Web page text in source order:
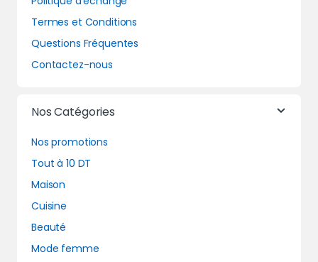
Termes et Conditions
Questions Fréquentes
Contactez-nous
Nos Catégories
Nos promotions
Tout à 10 DT
Maison
Cuisine
Beauté
Mode femme